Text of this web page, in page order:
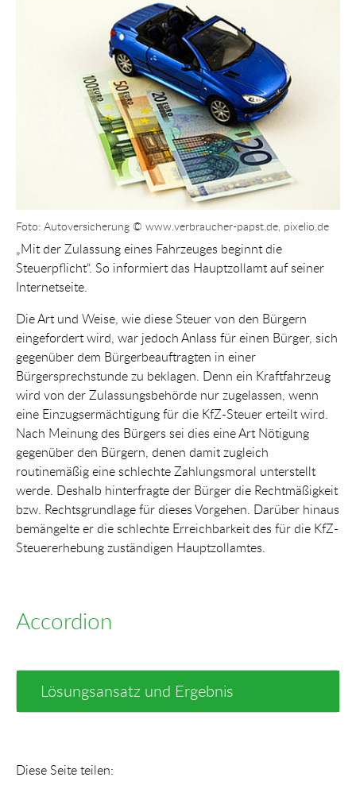
Foto: Autoversicherung © www.verbraucher-papst.de, pixelio.de
„Mit der Zulassung eines Fahrzeuges beginnt die
Steuerpflicht“. So informiert das Hauptzollamt auf seiner
Internetseite.
Die Art und Weise, wie diese Steuer von den Bürgern
eingefordert wird, war jedoch Anlass für einen Bürger, sich
gegenüber dem Bürgerbeauftragten in einer
Bürgersprechstunde zu beklagen. Denn ein Kraftfahrzeug
wird von der Zulassungsbehörde nur zugelassen, wenn
eine Einzugsermächtigung für die KfZ-Steuer erteilt wird.
Nach Meinung des Bürgers sei dies eine Art Nötigung
gegenüber den Bürgern, denen damit zugleich
routinemäßig eine schlechte Zahlungsmoral unterstellt
werde. Deshalb hinterfragte der Bürger die Rechtmäßigkeit
bzw. Rechtsgrundlage für dieses Vorgehen. Darüber hinaus
bemängelte er die schlechte Erreichbarkeit des für die KfZ-
Steuererhebung zuständigen Hauptzollamtes.
Accordion
Lösungsansatz und Ergebnis
Diese Seite teilen: